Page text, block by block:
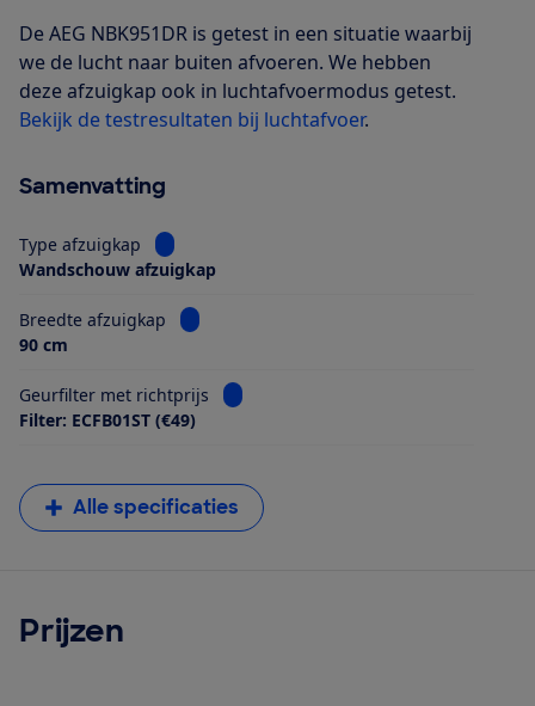
De AEG NBK951DR is getest in een situatie waarbij
we de lucht naar buiten afvoeren. We hebben
deze afzuigkap ook in luchtafvoermodus getest.
Bekijk de testresultaten bij luchtafvoer.
Samenvatting
Type afzuigkap
Bekijk informatie voor Type afzuigkap
Wandschouw afzuigkap
Breedte afzuigkap
Bekijk informatie voor Breedte afzuigkap
90 cm
Geurfilter met richtprijs
Bekijk informatie voor Geurfilter met
Filter: ECFB01ST (€49)
Alle specificaties
Prijzen